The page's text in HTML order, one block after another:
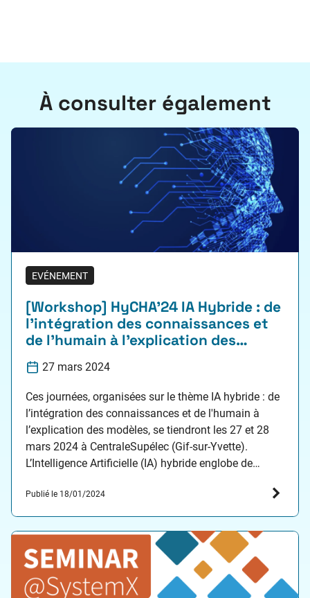
À consulter également
EVÉNEMENT
[Workshop] HyCHA’24 IA Hybride : de
l’intégration des connaissances et
de l’humain à l’explication des
modèles (Hybridation
Connaissances, Humain et
Apprentissage Statistique)
27 mars 2024
Ces journées, organisées sur le thème IA hybride : de
l’intégration des connaissances et de l'humain à
l’explication des modèles, se tiendront les 27 et 28
mars 2024 à CentraleSupélec (Gif-sur-Yvette).
L’Intelligence Artificielle (IA) hybride englobe de
combinent plusieurs méthodes d’IA, qu’elles soient
symboliques ou numériques, qualitatives, semi-
qualitatives ou…
Publié le 18/01/2024